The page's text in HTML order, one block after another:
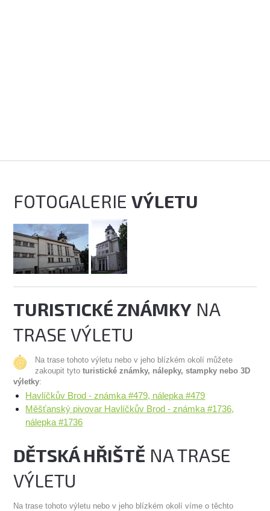
FOTOGALERIEVÝLETU
TURISTICKÉ ZNÁMKY NA
TRASE VÝLETU
Na trase tohoto výletu nebo v jeho blízkém okolí můžete
zakoupit tytoturistické známky, nálepky, stampky nebo 3D
výletky:
Havlíčkův Brod - známka #479, nálepka #479
Měšťanský pivovar Havlíčkův Brod - známka #1736,
nálepka #1736
DĚTSKÁ HŘIŠTĚ NA TRASE
VÝLETU
Na trase tohoto výletu nebo v jeho blízkém okolí víme o těchto